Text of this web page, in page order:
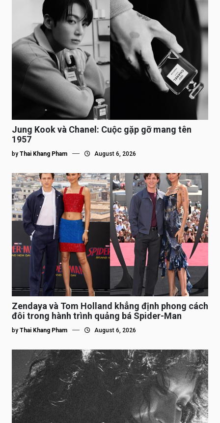
Jung Kook và Chanel: Cuộc gặp gỡ mang tên
1957
by Thai Khang Pham August 6, 2026
Zendaya và Tom Holland khẳng định phong cách
đôi trong hành trình quảng bá Spider-Man
by Thai Khang Pham August 6, 2026